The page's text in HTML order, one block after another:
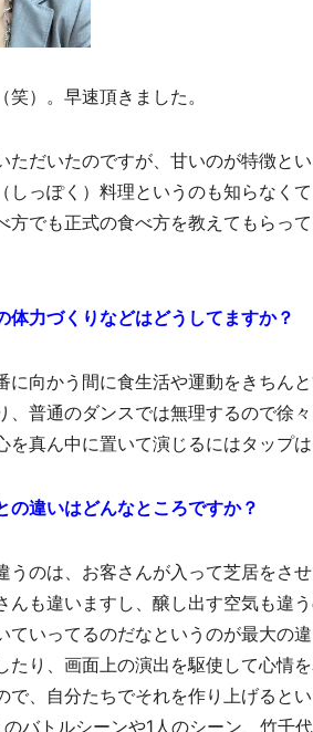
）。早速頂きました。
だいたのですが、甘いのが特徴と
しっぽく）料理というのも知らなく
方でも正式の食べ方を教えてもらっ
体力づくりなどはどうしてますか？
向かう間に食生活や運動をきちん
、普通のダンスでは無理するので徐
を真ん中に置いて演じるにはタップ
の違いはどんなところですか？
のは、お客さんが入って芝居をさ
んも違いますし、醸し出す空気も違
ていってるのだなというのが最大の
たり、画面上の演出を駆使して心情
で、自分たちでそれを作り上げると
バトルシーンや1人のシーン、竹千